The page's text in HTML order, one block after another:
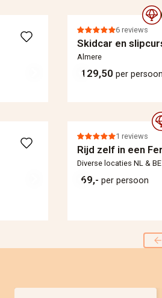
6 reviews
Skidcar en
Almere
129,50 per persoon
1 reviews
Rijd zelf in een
Diverse locaties NL & BE
69,- per persoon